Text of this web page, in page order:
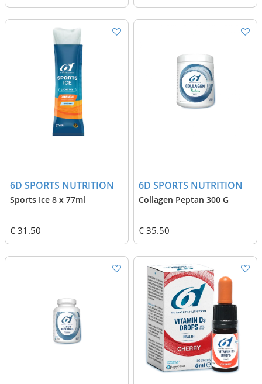
6D SPORTS NUTRITION
Sports Ice 8 x 77ml
€ 31.50
6D SPORTS NUTRITION
Collagen Peptan 300 G
€ 35.50